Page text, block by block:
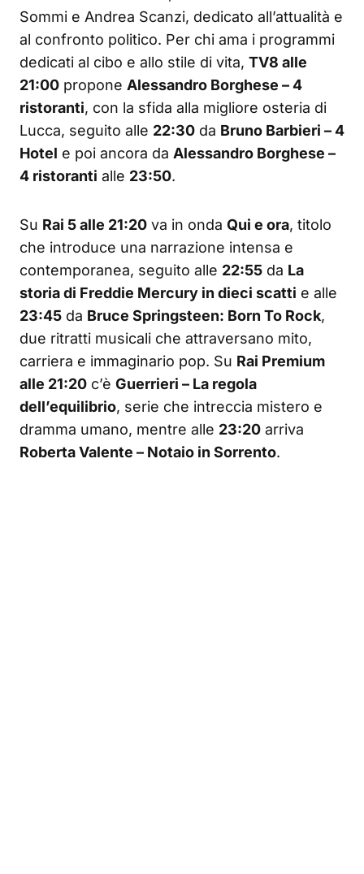
Sommi e Andrea Scanzi, dedicato all’attualità e
al confronto politico. Per chi ama i programmi
dedicati al cibo e allo stile di vita, TV8 alle
21:00 propone Alessandro Borghese – 4
ristoranti, con la sfida alla migliore osteria di
Lucca, seguito alle 22:30 da Bruno Barbieri – 4
Hotel e poi ancora da Alessandro Borghese –
4 ristoranti alle 23:50.
Su Rai 5 alle 21:20 va in onda Qui e ora, titolo
che introduce una narrazione intensa e
contemporanea, seguito alle 22:55 da La
storia di Freddie Mercury in dieci scatti e alle
23:45 da Bruce Springsteen: Born To Rock,
due ritratti musicali che attraversano mito,
carriera e immaginario pop. Su Rai Premium
alle 21:20 c’è Guerrieri – La regola
dell’equilibrio, serie che intreccia mistero e
dramma umano, mentre alle 23:20 arriva
Roberta Valente – Notaio in Sorrento.